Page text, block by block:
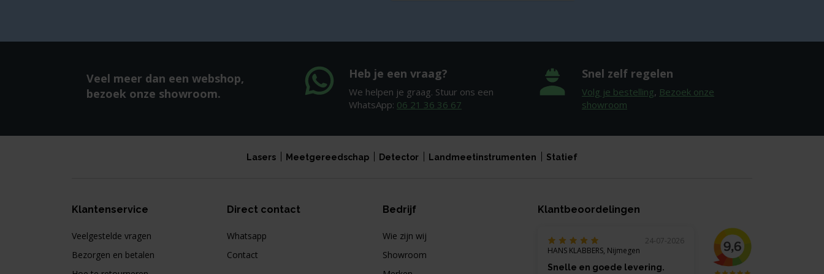
Veel meer dan een webshop,
bezoek onze showroom.
Heb je een vraag?
We helpen je graag. Stuur ons een
WhatsApp: 06 21 36 36 67
Snel zelf regelen
Volg je bestelling, Bezoek onze
showroom
Lasers Meetgereedschap Detector Landmeetinstrumenten Statief
Klantenservice
Veelgestelde vragen
Bezorgen en betalen
Direct contact
Whatsapp
Contact
Bedrijf
Wie zijn wij
Showroom
Klantbeoordelingen
24-07-2026
HANS KLABBERS, Nijmegen
Snelle en goede levering.